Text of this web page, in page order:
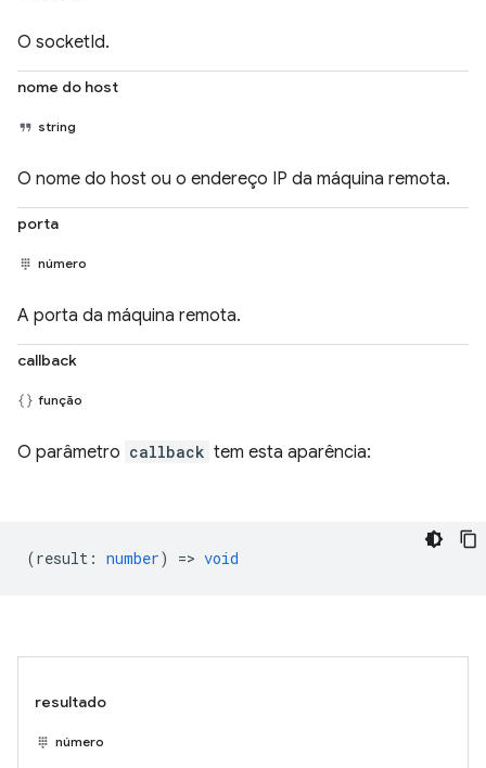
O socketId.
nome do host
string
O nome do host ou o endereço IP da máquina remota.
porta
número
A porta da máquina remota.
callback
função
O parâmetro callback tem esta aparência:
(result : number) => void
resultado
número